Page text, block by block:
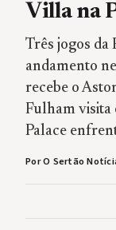
Villa na
Três jogos da
andamento
recebe o
Fulham visita
Palace
Por O Sertão